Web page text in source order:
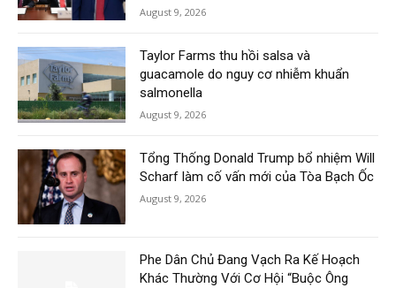
August 9, 2026
Taylor Farms thu hồi salsa và
guacamole do nguy cơ nhiễm khuẩn
salmonella
August 9, 2026
Tổng Thống Donald Trump bổ nhiệm Will
Scharf làm cố vấn mới của Tòa Bạch Ốc
August 9, 2026
Phe Dân Chủ Đang Vạch Ra Kế Hoạch
Khác Thường Với Cơ Hội “Buộc Ông